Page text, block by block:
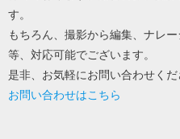
す。
もちろん、撮影から編集、ナレ
等、対応可能でございます。
是非、お気軽にお問い合わせくだ
お問い合わせはこちら